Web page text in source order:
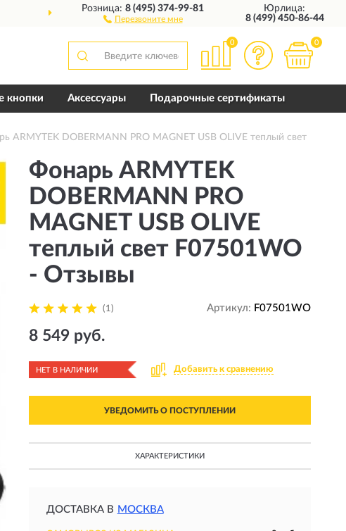
ДОСТАВИМ ПО ВСЕЙ РОССИИ
Розница:8 (495) 374-99-81
Перезвоните мне
Юрлица:
8 (499) 450-86-44
0 0
кнопки Аксессуары Подарочные сертификаты
ARMYTEK DOBERMANN PRO MAGNET USB OLIVE теплый свет
Фонарь ARMYTEK
DOBERMANN PRO
MAGNET USB OLIVE
теплый свет F07501WO
- Отзывы
(1) Артикул: F07501WO
8 549 руб.
НЕТ В НАЛИЧИИ Добавить к сравнению
УВЕДОМИТЬ О ПОСТУПЛЕНИИ
ХАРАКТЕРИСТИКИ
ДОСТАВКА В МОСКВА